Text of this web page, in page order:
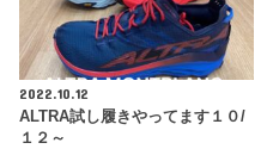
2022.10.12
ALTRA試し履きやってます１０/
１２～